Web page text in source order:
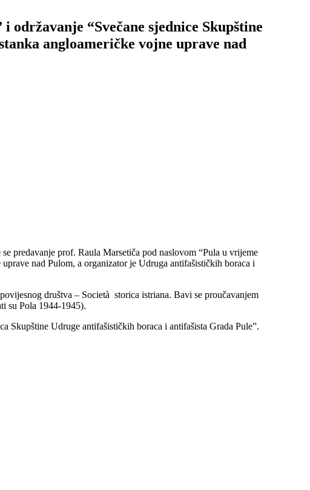
održavanje “Svečane sjednice Skupštine
angloameričke vojne uprave nad
predavanje prof. Raula Marsetiča pod naslovom “Pula u vrijeme
nad Pulom, a organizator je Udruga antifašističkih boraca i
društva – Società storica istriana. Bavi se proučavanjem
su Pola 1944-1945).
Skupštine Udruge antifašističkih boraca i antifašista Grada Pule”.